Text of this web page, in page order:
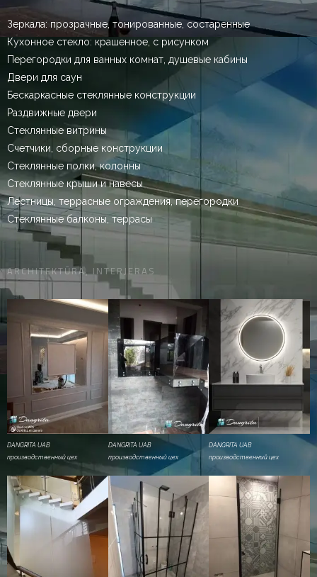
Зеркала: прозрачные, тонированные, состаренные
Кухонное стекло: крашенное, с рисунком
Перегородки для ванных комнат, душевые кабины
Двери для саун
Бескаркасные стеклянные конструкции
Раздвижные двери
Стеклянные витрины
Счетчики, сборные конструкции
Стеклянные полки, колонны
Стеклянные крыши и навесы
Лестницы, террасные ограждения, перегородки
Стеклянные балконы, террасы
ARCHITEKTŪRA, INTERJERAS
DANGRITA UAB
производственный цех
DANGRITA UAB
производственный цех
DANGRITA UAB
производственный цех